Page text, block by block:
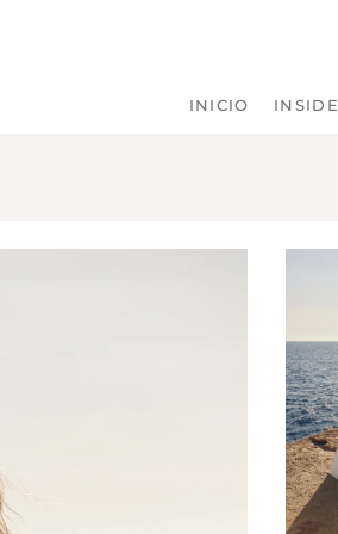
INICIO INSIDE